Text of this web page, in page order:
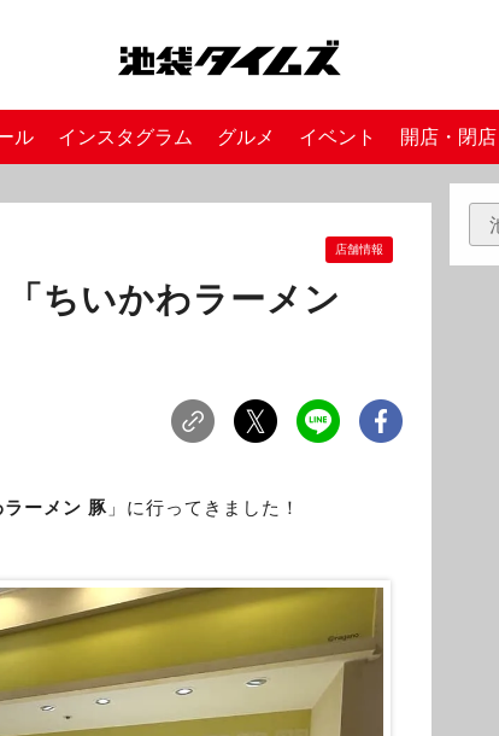
ル インスタグラム グルメ イベント 開店・閉店
店舗情報
ちいかわラーメン
ラーメン 豚」に行ってきました！